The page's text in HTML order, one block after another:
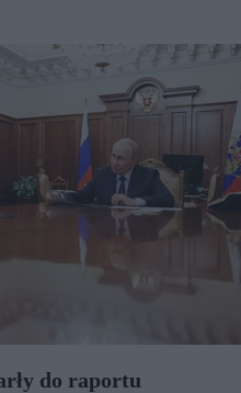
do raportu